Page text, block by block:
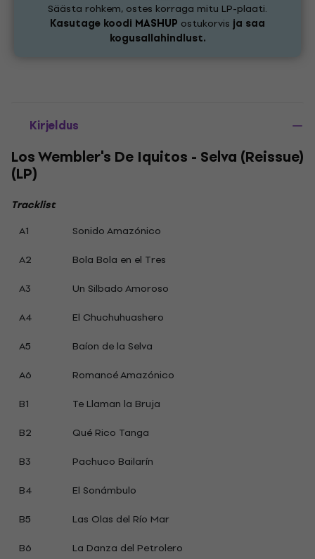
Säästa rohkem, ostes korraga mitu LP-plaati.
Kasutage koodi MASHUP ostukorvis ja saa
kogusallahindlust.
Kirjeldus
Los Wembler's De Iquitos - Selva (Reissue)
(LP)
Tracklist
A1
Sonido Amazónico
A2
Bola Bola en el Tres
A3
Un Silbado Amoroso
A4
El Chuchuhuashero
A5
Baíon de la Selva
A6
Romancé Amazónico
B1
Te Llaman la Bruja
B2
Qué Rico Tanga
B3
Pachuco Bailarín
B4
El Sonámbulo
B5
Las Olas del Río Mar
B6
La Danza del Petrolero